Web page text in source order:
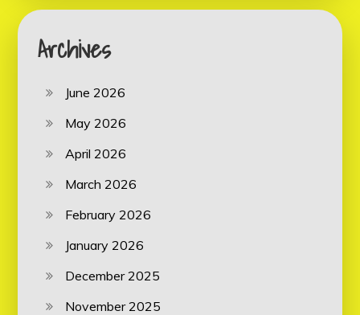
Archives
June 2026
May 2026
April 2026
March 2026
February 2026
January 2026
December 2025
November 2025